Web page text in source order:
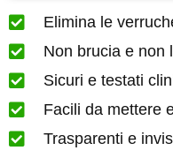
Elimina le
Non brucia e non
Sicuri e testati
Facili da mettere
Trasparenti e